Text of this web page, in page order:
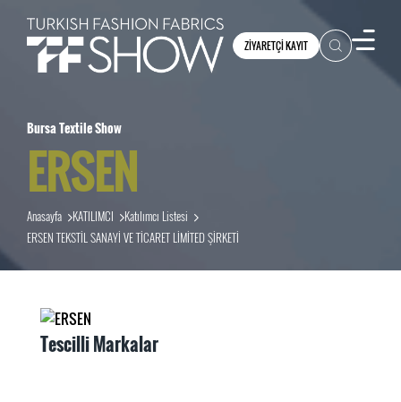
ZİYARETÇİ KAYIT
Bursa Textile Show
ERSEN
Anasayfa KATILIMCI
Katılımcı Listesi
ERSEN TEKSTİL SANAYİ VE TİCARET LİMİTED ŞİRKETİ
Tescilli Markalar